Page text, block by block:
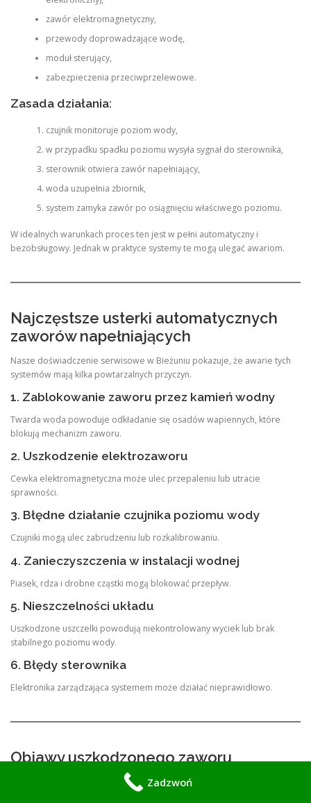
zawór elektromagnetyczny,
przewody doprowadzające wodę,
moduł sterujący,
zabezpieczenia przeciwprzelewowe.
Zasada działania:
czujnik monitoruje poziom wody,
w przypadku spadku poziomu wysyła sygnał do sterownika,
sterownik otwiera zawór napełniający,
woda uzupełnia zbiornik,
system zamyka zawór po osiągnięciu właściwego poziomu.
W idealnych warunkach proces ten jest w pełni automatyczny i
bezobsługowy. Jednak w praktyce systemy te mogą ulegać awariom.
Najczęstsze usterki automatycznych
zaworów napełniających
Nasze doświadczenie serwisowe w Bieżuniu pokazuje, że awarie tych
systemów mają kilka powtarzalnych przyczyn.
1. Zablokowanie zaworu przez kamień wodny
Twarda woda powoduje odkładanie się osadów wapiennych, które
blokują mechanizm zaworu.
2. Uszkodzenie elektrozaworu
Cewka elektromagnetyczna może ulec przepaleniu lub utracie
sprawności.
3. Błędne działanie czujnika poziomu wody
Czujniki mogą ulec zabrudzeniu lub rozkalibrowaniu.
4. Zanieczyszczenia w instalacji wodnej
Piasek, rdza i drobne cząstki mogą blokować przepływ.
5. Nieszczelności układu
Uszkodzone uszczelki powodują niekontrolowany wyciek lub brak
stabilnego poziomu wody.
6. Błędy sterownika
Elektronika zarządzająca systemem może działać nieprawidłowo.
Objawy uszkodzonego zaworu
napełniającego
Zadzwoń